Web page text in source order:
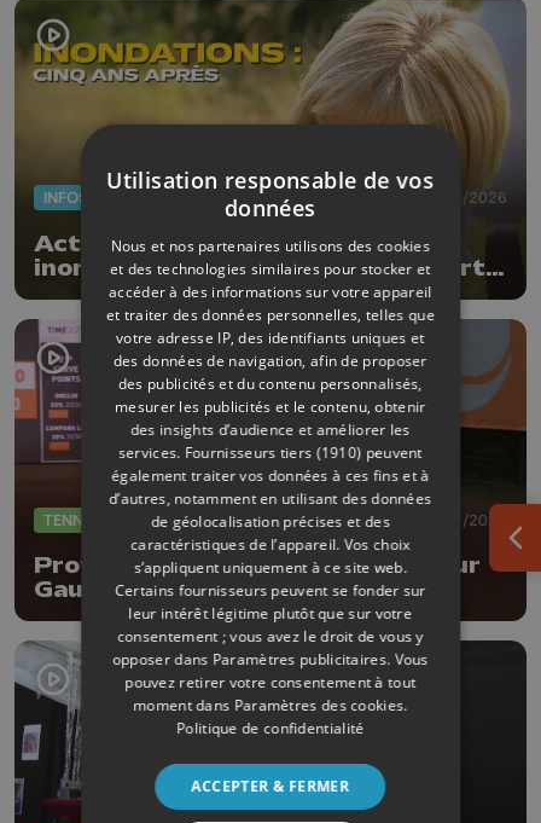
INFOS 17/07/2026
Actus de la semaine : 5 ans des
inondations, subsides pour le sport
et feu d'artifice
TENNIS 08/07/2026
Province Open : entrée réussi pour
Gauthier Onclin !
Utilisation responsable de vos
données
Nous et nos partenaires utilisons des cookies
et des technologies similaires pour stocker et
accéder à des informations sur votre appareil
et traiter des données personnelles, telles que
votre adresse IP, des identifiants uniques et
des données de navigation, afin de proposer
des publicités et du contenu personnalisés,
mesurer les publicités et le contenu, obtenir
des insights d’audience et améliorer les
services. Fournisseurs tiers (1910) peuvent
également traiter vos données à ces fins et à
d’autres, notamment en utilisant des données
de géolocalisation précises et des
caractéristiques de l’appareil. Vos choix
s’appliquent uniquement à ce site web.
Certains fournisseurs peuvent se fonder sur
leur intérêt légitime plutôt que sur votre
consentement ; vous avez le droit de vous y
opposer dans Paramètres publicitaires. Vous
pouvez retirer votre consentement à tout
moment dans Paramètres des cookies.
Politique de confidentialité
ACCEPTER & FERMER